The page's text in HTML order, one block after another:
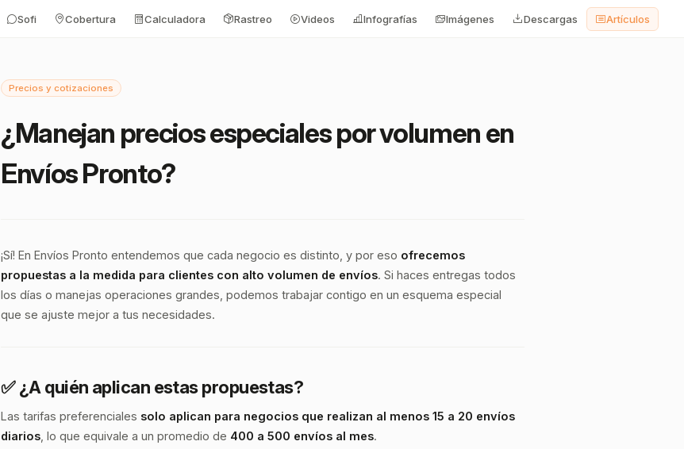
Sofi Cobertura Calculadora Rastreo Videos Infografías Imágenes Descargas Artículos
Precios y cotizaciones
¿Manejan precios especiales por volumen en
Envíos Pronto?
¡Sí! En Envíos Pronto entendemos que cada negocio es distinto, y por eso ofrecemos
propuestas a la medida para clientes con alto volumen de envíos. Si haces entregas todos
los días o manejas operaciones grandes, podemos trabajar contigo en un esquema especial
que se ajuste mejor a tus necesidades.
✅ ¿A quién aplican estas propuestas?
Las tarifas preferenciales solo aplican para negocios que realizan al menos 15 a 20 envíos
diarios , lo que equivale a un promedio de 400 a 500 envíos al mes.